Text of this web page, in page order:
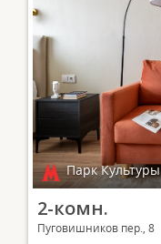
Парк Культуры
2-комн.
Пуговишников пер., 8